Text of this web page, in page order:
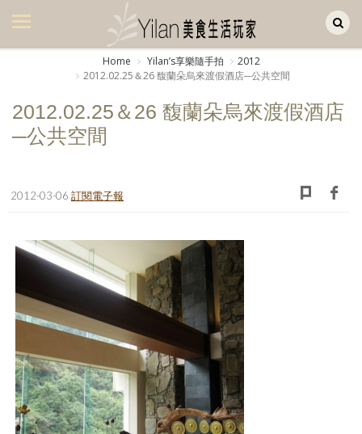
美食集
廚房集
旅遊集
書房集
日記簿
餐桌週記
照相簿
影音區
Home Yilanʼs享樂隨手拍
2012
2012.02.25＆26 馥蘭朵烏來渡假酒店─公共空間
2012.02.25＆26 馥蘭朵烏來渡假酒店
─公共空間
2012-03-06 訂閱電子報